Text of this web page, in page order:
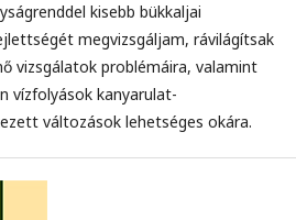
kisebb bükkaljai
megvizsgáljam, rávilágítsak
vizsgálatok problémáira, valamint
vízfolyások kanyarulat-
változások lehetséges okára.